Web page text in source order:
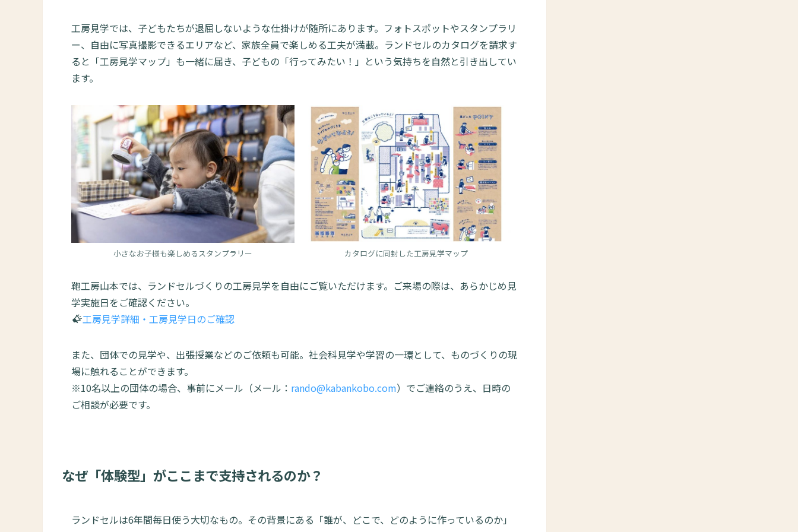
工房見学では、子どもたちが退屈しないような仕掛けが随所にあります。フォトスポットやスタンプラリ
ー、自由に写真撮影できるエリアなど、家族全員で楽しめる工夫が満載。ランドセルのカタログを請求す
ると「工房見学マップ」も一緒に届き、子どもの「行ってみたい！」という気持ちを自然と引き出してい
ます。
小さなお子様も楽しめるスタンプラリー カタログに同封した工房見学マップ
鞄工房山本では、ランドセルづくりの工房見学を自由にご覧いただけます。ご来場の際は、あらかじめ見
学実施日をご確認ください。
工房見学詳細・工房見学日のご確認
また、団体での見学や、出張授業などのご依頼も可能。社会科見学や学習の一環として、ものづくりの現
場に触れることができます。
※10名以上の団体の場合、事前にメール（メール： rando@kabankobo.com）でご連絡のうえ、日時の
ご相談が必要です。
なぜ「体験型」がここまで支持されるのか？
ランドセルは6年間毎日使う大切なもの。その背景にある「誰が、どこで、どのように作っているのか」